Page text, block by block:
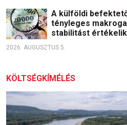
A külföldi
tényleges
stabilitást értékelik
2026. AUGUSZTUS 5.
KÖLTSÉGKÍMÉLÉS